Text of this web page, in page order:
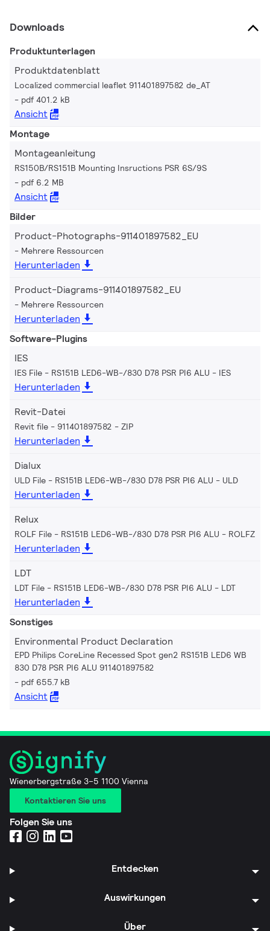
Downloads
Produktunterlagen
Produktdatenblatt
Localized commercial leaflet 911401897582 de_AT
pdf 401.2 kB
Ansicht
Montage
Montageanleitung
RS150B/RS151B Mounting Insructions PSR 6S/9S
pdf 6.2 MB
Ansicht
Bilder
Product-Photographs-911401897582_EU
Mehrere Ressourcen
Herunterladen
Product-Diagrams-911401897582_EU
Mehrere Ressourcen
Herunterladen
Software-Plugins
IES
IES File - RS151B LED6-WB-/830 D78 PSR PI6 ALU IES
Herunterladen
Revit-Datei
Revit file - 911401897582 ZIP
Herunterladen
Dialux
ULD File - RS151B LED6-WB-/830 D78 PSR PI6 ALU ULD
Herunterladen
Relux
ROLF File - RS151B LED6-WB-/830 D78 PSR PI6 ALU ROLFZ
Herunterladen
LDT
LDT File - RS151B LED6-WB-/830 D78 PSR PI6 ALU LDT
Herunterladen
Sonstiges
Environmental Product Declaration
EPD Philips CoreLine Recessed Spot gen2 RS151B LED6 WB
830 D78 PSR PI6 ALU 911401897582
pdf 655.7 kB
Ansicht
Wienerbergstraße 3–5 1100 Vienna
Kontaktieren Sie uns
Folgen Sie uns
Entdecken
Auswirkungen
Über